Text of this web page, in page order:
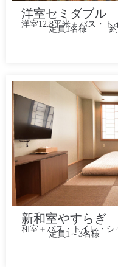
洋室セミダブル
洋室12.8平米＋バス・ト
定員1名様
新和室やすらぎ
和室＋バス・トイレ・シ
定員1～3名様